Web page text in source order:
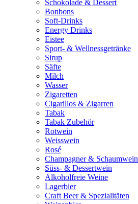
Schokolade & Dessert
Bonbons
Soft-Drinks
Energy Drinks
Eistee
Sport- & Wellnessgetränke
Sirup
Säfte
Milch
Wasser
Zigaretten
Cigarillos & Zigarren
Tabak
Tabak Zubehör
Rotwein
Weisswein
Rosé
Champagner & Schaumwein
Süss- & Dessertwein
Alkoholfreie Weine
Lagerbier
Craft Beer & Spezialitäten